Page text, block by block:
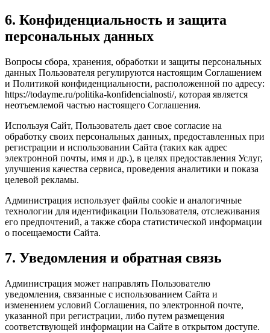
6. Конфиденциальность и защита
персональных данных
Вопросы сбора, хранения, обработки и защиты персональных
данных Пользователя регулируются настоящим Соглашением
и Политикой конфиденциальности, расположенной по адресу:
https://todayme.ru/politika-konfidencialnosti/, которая является
неотъемлемой частью настоящего Соглашения.
Используя Сайт, Пользователь дает свое согласие на
обработку своих персональных данных, предоставленных при
регистрации и использовании Сайта (таких как адрес
электронной почты, имя и др.), в целях предоставления Услуг,
улучшения качества сервиса, проведения аналитики и показа
целевой рекламы.
Администрация использует файлы cookie и аналогичные
технологии для идентификации Пользователя, отслеживания
его предпочтений, а также сбора статистической информации
о посещаемости Сайта.
7. Уведомления и обратная связь
Администрация может направлять Пользователю
уведомления, связанные с использованием Сайта и
изменением условий Соглашения, по электронной почте,
указанной при регистрации, либо путем размещения
соответствующей информации на Сайте в открытом доступе.